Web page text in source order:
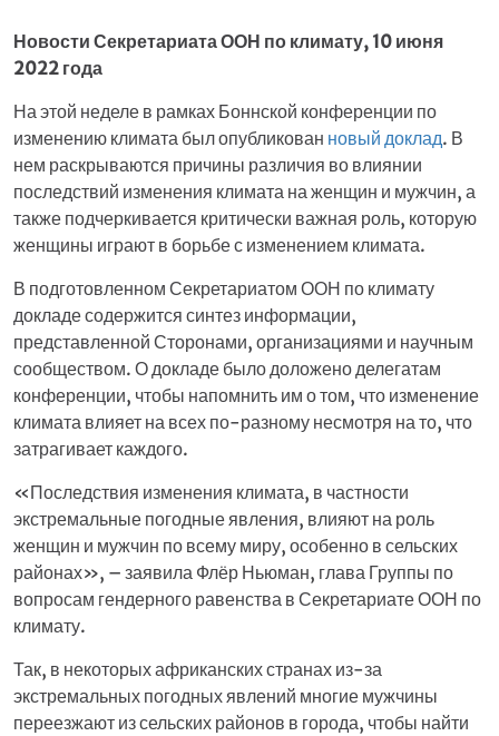
Новости Секретариата ООН по климату, 10 июня
2022 года
На этой неделе в рамках Боннской конференции по
изменению климата был опубликован новый доклад. В
нем раскрываются причины различия во влиянии
последствий изменения климата на женщин и мужчин, а
также подчеркивается критически важная роль, которую
женщины играют в борьбе с изменением климата.
В подготовленном Секретариатом ООН по климату
докладе содержится синтез информации,
представленной Сторонами, организациями и научным
сообществом. О докладе было доложено делегатам
конференции, чтобы напомнить им о том, что изменение
климата влияет на всех по-разному несмотря на то, что
затрагивает каждого.
«Последствия изменения климата, в частности
экстремальные погодные явления, влияют на роль
женщин и мужчин по всему миру, особенно в сельских
районах», – заявила Флёр Ньюман, глава Группы по
вопросам гендерного равенства в Секретариате ООН по
климату.
Так, в некоторых африканских странах из-за
экстремальных погодных явлений многие мужчины
переезжают из сельских районов в города, чтобы найти